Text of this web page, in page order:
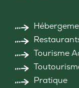
Tourisme
Pratique